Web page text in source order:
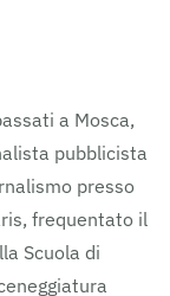
a Mosca,
pubblicista
presso
frequentato il
Scuola di